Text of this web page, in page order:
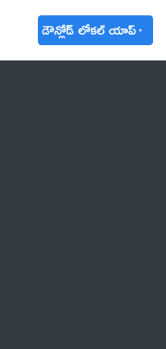
డౌన్లోడ్ లోకల్ యాప్